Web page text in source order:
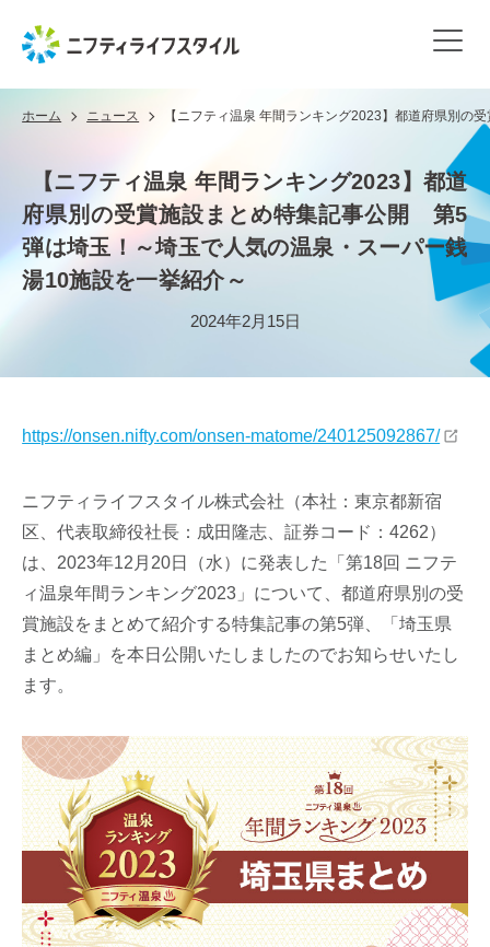
ホーム ニュース 【ニフティ温泉 年間ランキング2023】都道府県別
【ニフティ温泉 年間ランキング2023】都道
府県別の受賞施設まとめ特集記事公開 第5
弾は埼玉！～埼玉で人気の温泉・スーパー銭
湯10施設を一挙紹介～
2024年2月15日
https://onsen.nifty.com/onsen-matome/240125092867/
ニフティライフスタイル株式会社（本社：東京都新宿
区、代表取締役社長：成田隆志、証券コード：4262）
は、2023年12月20日（水）に発表した「第18回 ニフテ
ィ温泉年間ランキング2023」について、都道府県別の受
賞施設をまとめて紹介する特集記事の第5弾、「埼玉県
まとめ編」を本日公開いたしましたのでお知らせいたし
ます。